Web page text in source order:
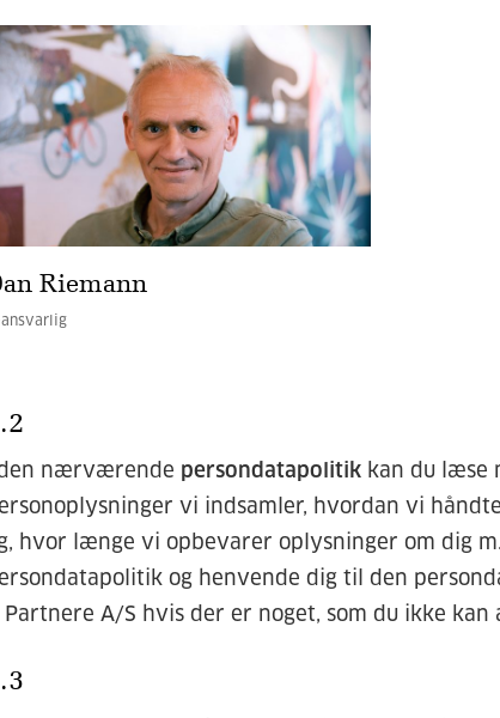
Riemann
ansvarlig
nærværende persondatapolitikkan du læse
vi indsamler, hvordan vi
hvor længe vi opbevarer oplysninger om dig
og henvende dig til den
Partnere A/S hvis der er noget, som du ikke kan